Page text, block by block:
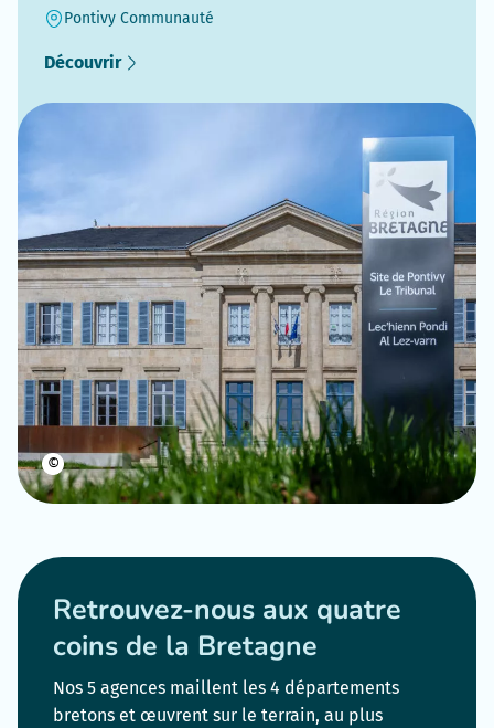
Pontivy Communauté
Découvrir
©
Retrouvez-nous aux quatre
coins de la Bretagne
Nos 5 agences maillent les 4 départements
bretons et œuvrent sur le terrain, au plus